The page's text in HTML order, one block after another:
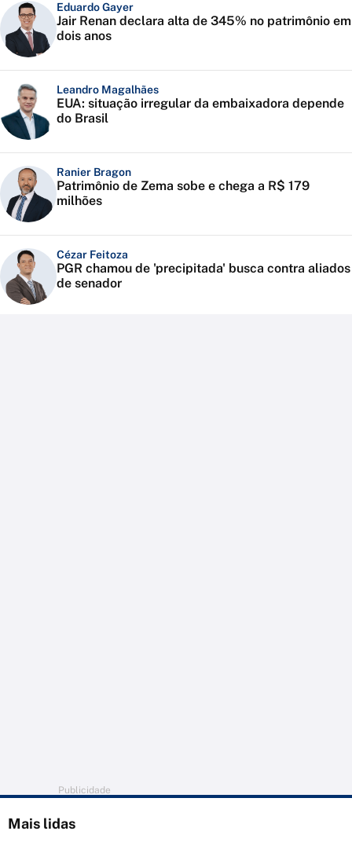
Eduardo Gayer
Jair Renan declara alta de 345% no patrimônio em
dois anos
Leandro Magalhães
EUA: situação irregular da embaixadora depende
do Brasil
Ranier Bragon
Patrimônio de Zema sobe e chega a R$ 179
milhões
Cézar Feitoza
PGR chamou de 'precipitada' busca contra aliados
de senador
Publicidade
Mais lidas